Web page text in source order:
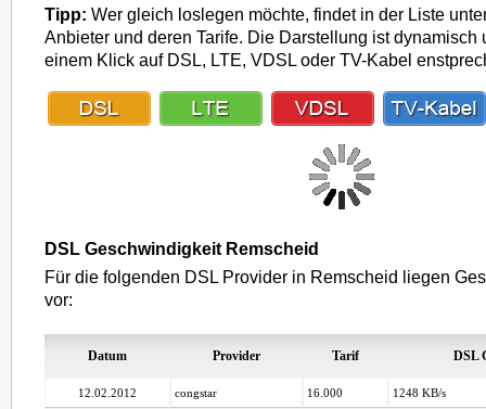
Tipp: Wer gleich loslegen möchte, findet in der Liste
Anbieter und deren Tarife. Die Darstellung ist dynamisch
einem Klick auf DSL, LTE, VDSL oder TV-Kabel
DSL Geschwindigkeit Remscheid
Für die folgenden DSL Provider in Remscheid liegen
vor:
Datum Provider Tarif DSL
12.02.2012 congstar 16.000 1248 KB/s